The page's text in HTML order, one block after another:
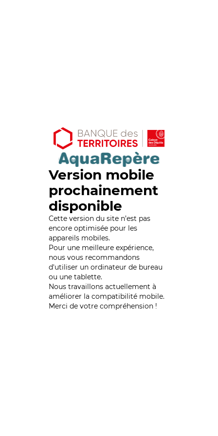
Version mobile
prochainement
disponible
Cette version du site n’est pas
encore optimisée pour les
appareils mobiles.
Pour une meilleure expérience,
nous vous recommandons
d'utiliser un ordinateur de bureau
ou une tablette.
Nous travaillons actuellement à
améliorer la compatibilité mobile.
Merci de votre compréhension !